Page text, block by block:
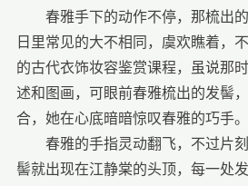
春雅手下的动作不停，那梳出
日里常见的大不相同，虞欢瞧着，
的古代衣饰妆容鉴赏课程，虽说那
述和图画，可眼前春雅梳出的发髻
合，她在心底暗暗惊叹春雅的巧手。
春雅的手指灵动翻飞，不过片
髻就出现在江静棠的头顶，每一处